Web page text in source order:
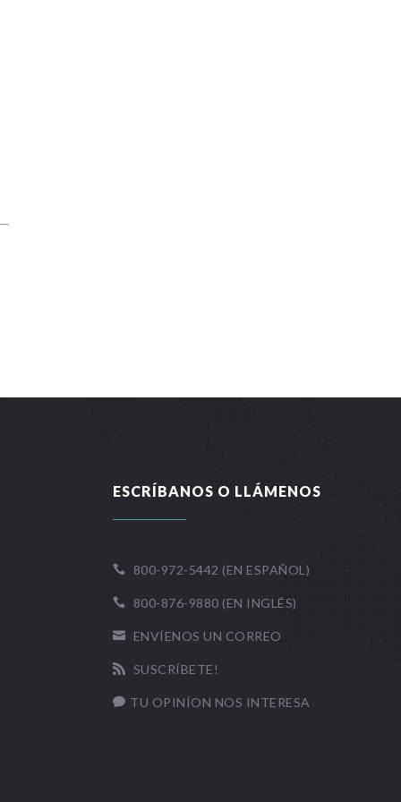
ESCRÍBANOS O LLÁMENOS
 800-972-5442 (EN ESPAÑOL)
 800-876-9880 (EN INGLÉS)
 ENVÍENOS UN CORREO
 SUSCRÍBETE!
 TU OPINÍON NOS INTERESA